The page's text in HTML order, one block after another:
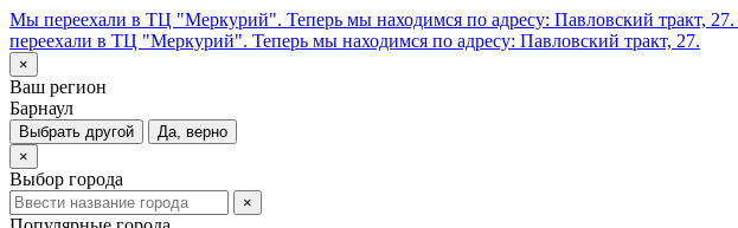
Мы переехали в ТЦ "Меркурий". Теперь мы находимся по адресу: Павловский тракт, 27.
переехали в ТЦ "Меркурий". Теперь мы находимся по адресу: Павловский тракт, 27.
×
Ваш регион
Барнаул
Выбрать другой
Да, верно
×
Выбор города
×